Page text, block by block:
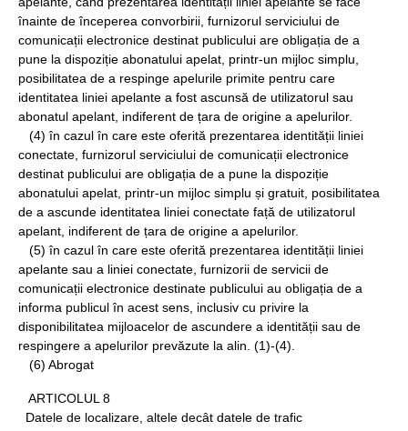
înainte de începerea convorbirii, furnizorul serviciului de
comunicații electronice destinat publicului are obligația de a
pune la dispoziție abonatului apelat, printr-un mijloc simplu,
posibilitatea de a respinge apelurile primite pentru care
identitatea liniei apelante a fost ascunsă de utilizatorul sau
abonatul apelant, indiferent de țara de origine a apelurilor.
(4) în cazul în care este oferită prezentarea identității liniei
conectate, furnizorul serviciului de comunicații electronice
destinat publicului are obligația de a pune la dispoziție
abonatului apelat, printr-un mijloc simplu și gratuit, posibilitatea
de a ascunde identitatea liniei conectate față de utilizatorul
apelant, indiferent de țara de origine a apelurilor.
(5) în cazul în care este oferită prezentarea identității liniei
apelante sau a liniei conectate, furnizorii de servicii de
comunicații electronice destinate publicului au obligația de a
informa publicul în acest sens, inclusiv cu privire la
disponibilitatea mijloacelor de ascundere a identității sau de
respingere a apelurilor prevăzute la alin. (1)-(4).
(6) Abrogat
ARTICOLUL 8
Datele de localizare, altele decât datele de trafic